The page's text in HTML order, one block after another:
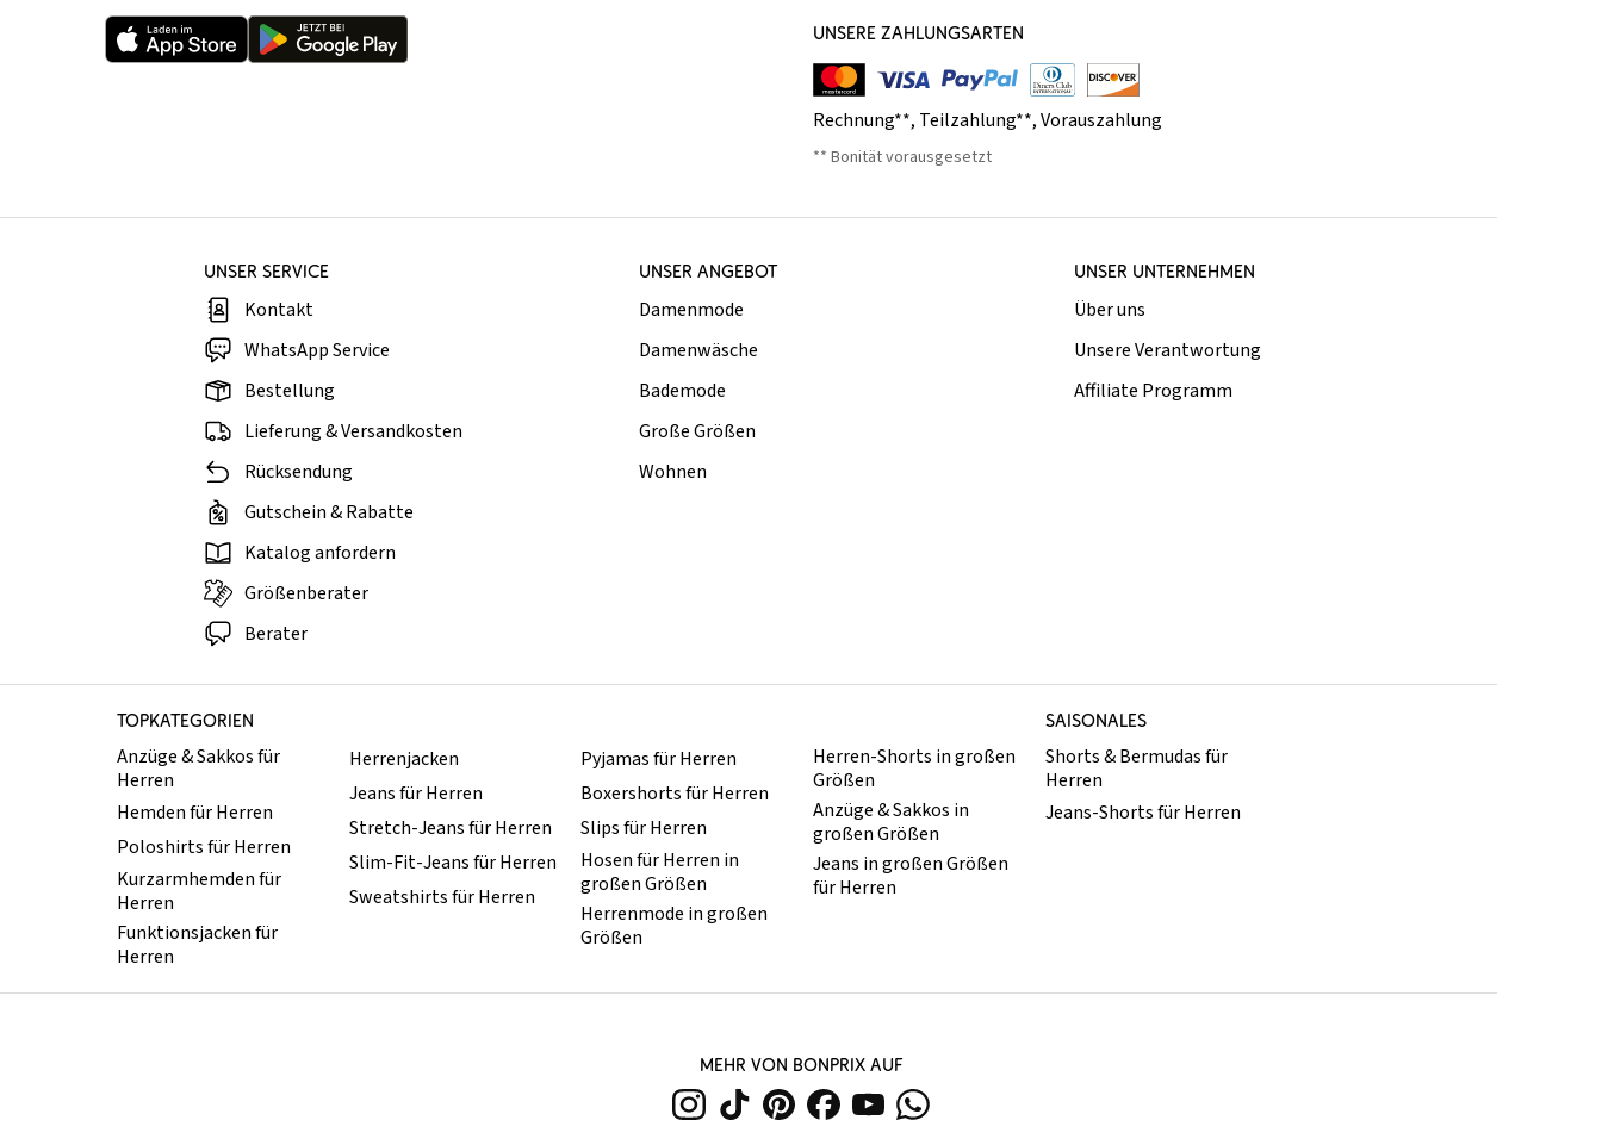
UNSERE ZAHLUNGSARTEN
Rechnung**, Teilzahlung**,Vorauszahlung
** Bonität vorausgesetzt
UNSER SERVICE
Kontakt
WhatsApp Service
Bestellung
Lieferung & Versandkosten
Rücksendung
Gutschein & Rabatte
Katalog anfordern
Größenberater
Berater
UNSER ANGEBOT
Damenmode
Damenwäsche
Bademode
Große Größen
Wohnen
UNSER UNTERNEHMEN
Über uns
Unsere Verantwortung
Affiliate Programm
TOPKATEGORIEN SAISONALES
Anzüge & Sakkos für
Herren
Hemden für Herren
Poloshirts für Herren
Kurzarmhemden für
Herren
Funktionsjacken für
Herren
Herrenjacken
Jeans für Herren
Stretch-Jeans für Herren
Slim-Fit-Jeans für Herren
Sweatshirts für Herren
Pyjamas für Herren
Boxershorts für Herren
Slips für Herren
Hosen für Herren in
großen Größen
Herrenmode in großen
Größen
Herren-Shorts in großen
Größen
Anzüge & Sakkos in
großen Größen
Jeans in großen Größen
für Herren
Shorts & Bermudas für
Herren
Jeans-Shorts für Herren
MEHR VON BONPRIX AUF